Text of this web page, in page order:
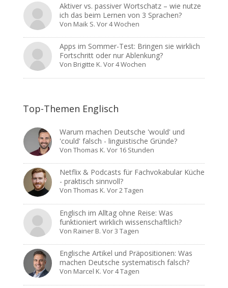
Aktiver vs. passiver Wortschatz – wie nutze
ich das beim Lernen von 3 Sprachen?
Von Maik S. Vor 4 Wochen
Apps im Sommer-Test: Bringen sie wirklich
Fortschritt oder nur Ablenkung?
Von Brigitte K. Vor 4 Wochen
Top-Themen Englisch
Warum machen Deutsche 'would' und
'could' falsch - linguistische Gründe?
VonThomas K. Vor 16 Stunden
Netflix & Podcasts für Fachvokabular Küche
- praktisch sinnvoll?
VonThomas K. Vor 2 Tagen
Englisch im Alltag ohne Reise: Was
funktioniert wirklich wissenschaftlich?
Von Rainer B. Vor 3 Tagen
Englische Artikel und Präpositionen: Was
machen Deutsche systematisch falsch?
Von Marcel K. Vor 4 Tagen